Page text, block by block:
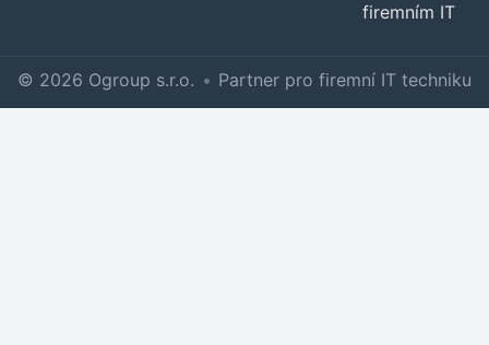
firemním IT
© 2026 Ogroup s.r.o. • Partner pro firemní IT techniku